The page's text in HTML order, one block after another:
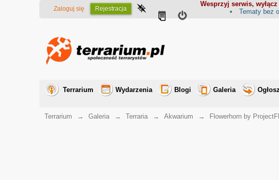
Wesprzyj serwis,
Zaloguj się Rejestracja Tematy bez
Terrarium Wydarzenia Blogi Galeria
Terrarium
→ Galeria → Terraria → Akwarium → Flowerhorn by